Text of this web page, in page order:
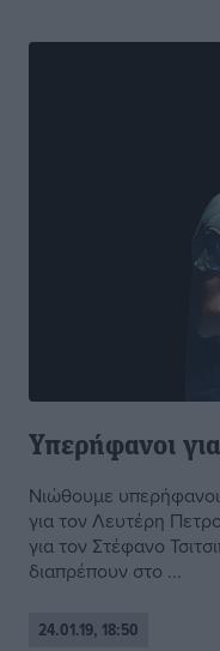
Υπερήφανοι
Νιώθουμε
για τον Λευτέρη
για τον Στέφανο
διαπρέπουν στο ...
24.01.19, 18:50